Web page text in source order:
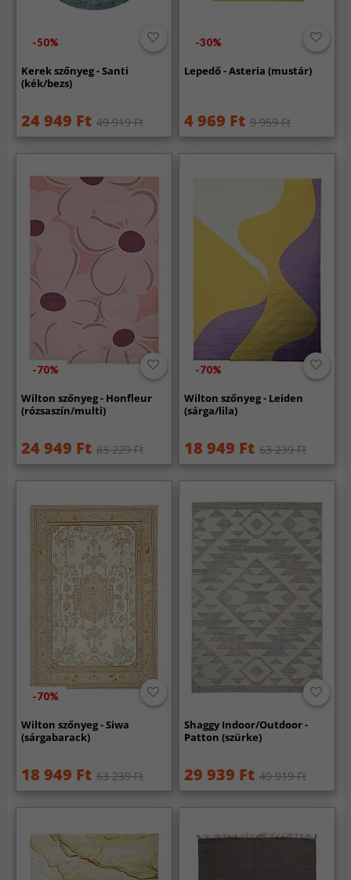
-50%
Kerek szőnyeg - Santi
(kék/bezs)
24 949 Ft 49 919 Ft
-30%
Lepedő - Asteria (mustár)
4 969 Ft 9 959 Ft
-70%
Wilton szőnyeg - Honfleur
(rózsaszín/multi)
24 949 Ft 83 229 Ft
-70%
Wilton szőnyeg - Leiden
(sárga/lila)
18 949 Ft 63 239 Ft
-70%
Wilton szőnyeg - Siwa
(sárgabarack)
18 949 Ft 63 239 Ft
Shaggy Indoor/Outdoor -
Patton (szürke)
29 939 Ft 49 919 Ft